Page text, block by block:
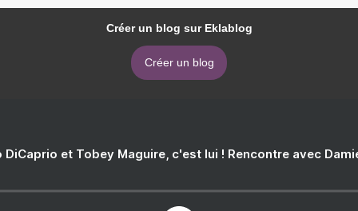
Créer un blog sur Eklablog
Créer un blog
DiCaprio et Tobey Maguire, c'est lui ! Rencontre avec